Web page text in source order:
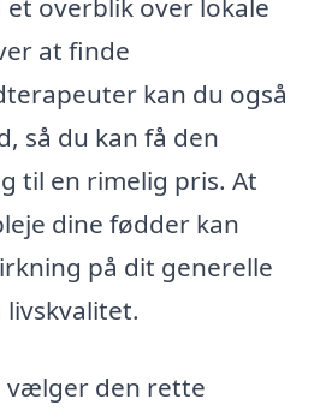
overblik over lokale
at finde
kan du også
så du kan få den
til en rimelig pris. At
dine fødder kan
på dit generelle
vælger den rette